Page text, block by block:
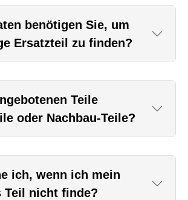
benötigen Sie, um
Ersatzteil zu finden?
Teile
oder Nachbau-Teile?
ich, wenn ich mein
Teil nicht finde?